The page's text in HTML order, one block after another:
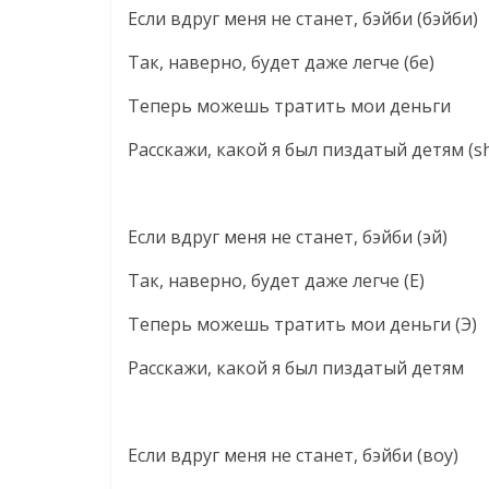
Если вдруг меня не станет, бэйби (бэйби)
Так, наверно, будет даже легче (бе)
Теперь можешь тратить мои деньги
Расскажи, какой я был пиздатый детям
Если вдруг меня не станет, бэйби (эй)
Так, наверно, будет даже легче (Е)
Теперь можешь тратить мои деньги (Э)
Расскажи, какой я был пиздатый детям
Если вдруг меня не станет, бэйби (воу)